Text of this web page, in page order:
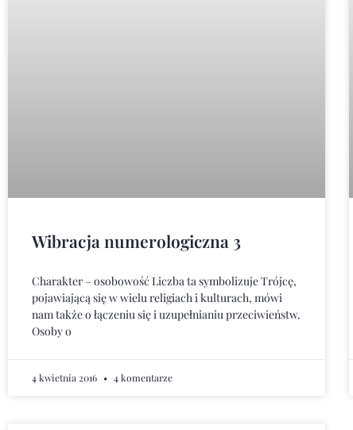
Wibracja numerologiczna 3
Charakter – osobowość Liczba ta symbolizuje Trójcę,
pojawiającą się w wielu religiach i kulturach, mówi
nam także o łączeniu się i uzupełnianiu przeciwieństw.
Osoby o
4 kwietnia 2016 4 komentarze